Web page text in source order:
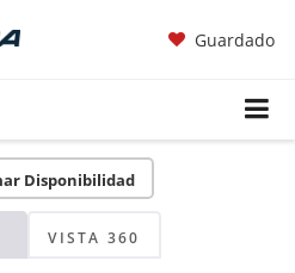
Guardado
Disponibilidad
VISTA 360
No
revise luego